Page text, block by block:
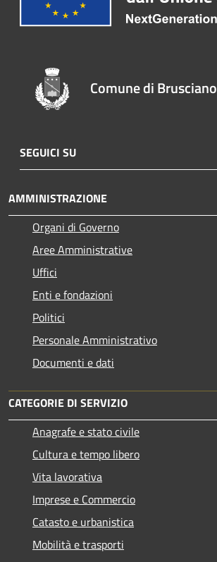
Comune di Brusciano
SEGUICI SU
AMMINISTRAZIONE
Organi di Governo
Aree Amministrative
Uffici
Enti e fondazioni
Politici
Personale Amministrativo
Documenti e dati
CATEGORIE DI SERVIZIO
Anagrafe e stato civile
Cultura e tempo libero
Vita lavorativa
Imprese e Commercio
Catasto e urbanistica
Mobilità e trasporti